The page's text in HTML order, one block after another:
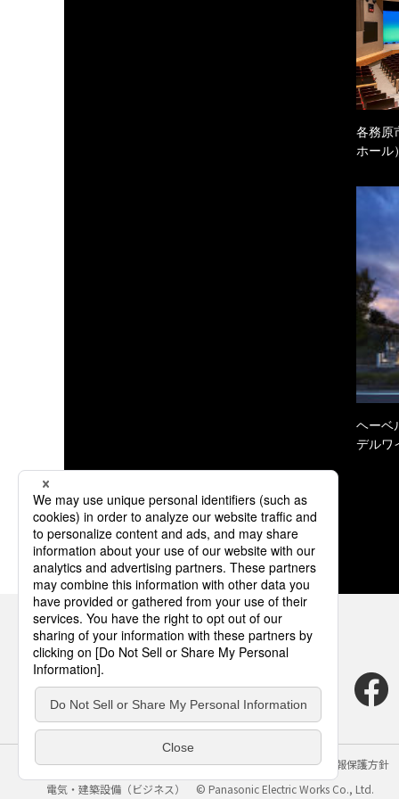
各務原
ホール
ヘーベ
デルワ
サイトのご利用にあたって クッキーポリシー
個人情報保護方針
電気・建築設備（ビジネス）
© Panasonic Electric Works Co., Ltd.